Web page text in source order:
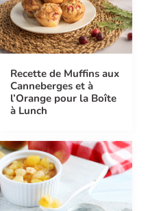
Recette de Muffins aux
Canneberges et à
l’Orange pour la Boîte
à Lunch